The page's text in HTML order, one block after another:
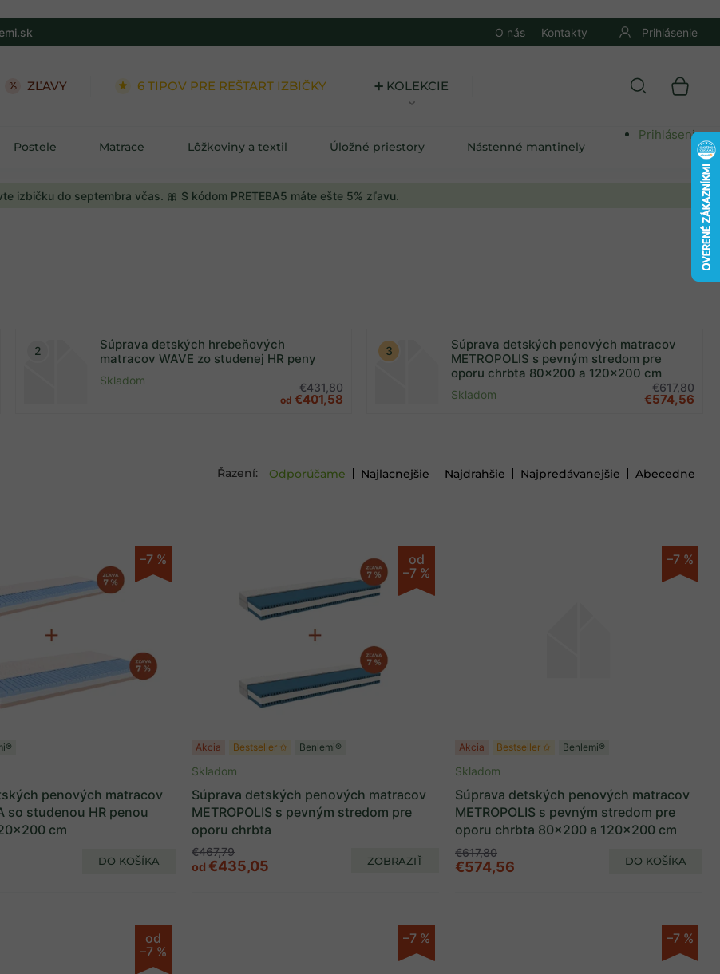
izbičku do septembra včas. 🎀 S kódom PRETEBA5 máte ešte 5% zľavu.
O nás Kontakty Prihlásenie
ZĽAVY 6 TIPOV PRE REŠTART IZBIČKY ➕ KOLEKCIE
Postele Matrace Lôžkoviny a textil Úložné priestory Nástenné mantinely
Prihlásenie
Súprava detských hrebeňových
matracov WAVE zo studenej HR peny
Skladom
€431,80
od €401,58
Súprava detských penových matracov
METROPOLIS s pevným stredom pre
oporu chrbta 80x200 a 120x200 cm
Skladom
€617,80
€574,56
Odporúčame Najlacnejšie Najdrahšie Najpredávanejšie Abecedne
–7 %
penových matracov
so studenou HR penou
cm
DO KOŠÍKA
od
–7 %
Akcia Bestseller ✩ Benlemi®
Súprava detských penových matracov
METROPOLIS s pevným stredom pre
oporu chrbta
Skladom
€467,79
od €435,05 ZOBRAZIŤ
–7 %
Akcia Bestseller ✩ Benlemi®
Súprava detských penových matracov
METROPOLIS s pevným stredom pre
oporu chrbta 80x200 a 120x200 cm
Skladom
€617,80
€574,56 DO KOŠÍKA
od
–7 %
–7 % –7 %